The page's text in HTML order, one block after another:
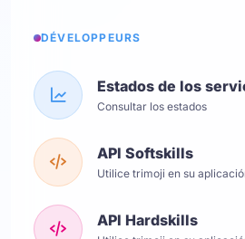
DÉVELOPPEURS
Estados de los
Consultar los estados
API Softskills
Utilice trimoji en su
API Hardskills